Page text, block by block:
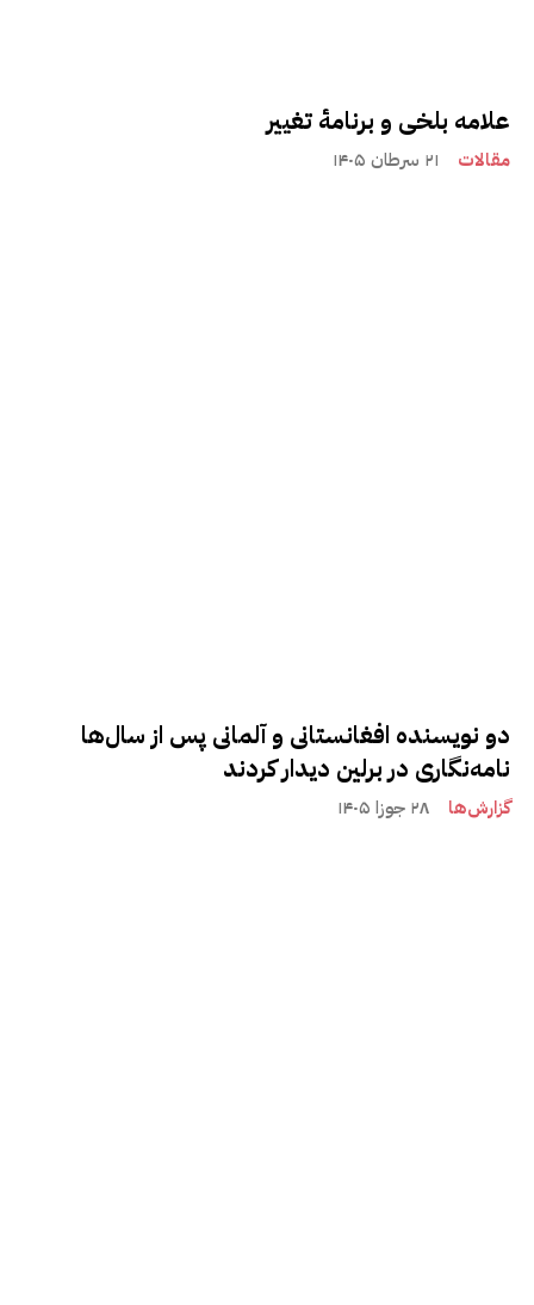
علامه بلخی و برنامۀ تغییر
مقالات ۲۱ سرطان ۱۴۰۵
دو نویسنده افغانستانی و آلمانی پس از سال‌ها
نامه‌نگاری در برلین دیدار کردند
گزارش‌ها ۲۸ جوزا ۱۴۰۵